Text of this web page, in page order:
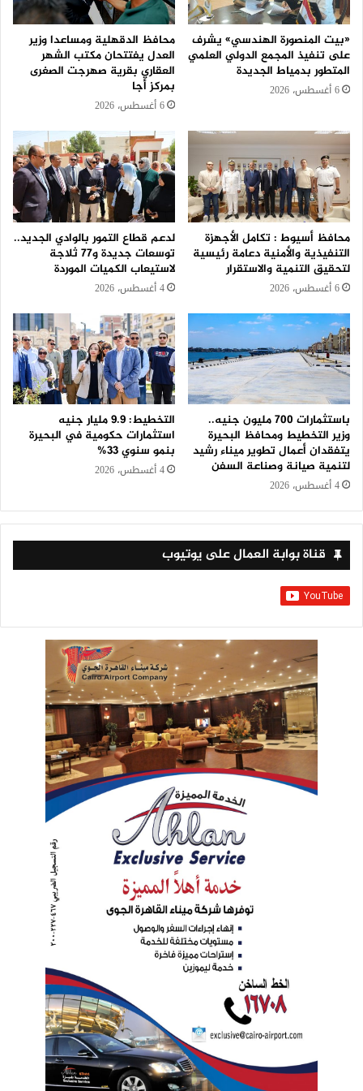
«بيت المنصورة الهندسي» يشرف
على تنفيذ المجمع الدولي العلمي
المتطور بدمياط الجديدة
6 أغسطس، 2026
محافظ الدقهلية ومساعدا وزير
العدل يفتتحان مكتب الشهر
العقاري بقرية صهرجت الصغرى
بمركز أجا
6 أغسطس، 2026
محافظ أسيوط : تكامل الأجهزة
التنفيذية والأمنية دعامة رئيسية
لتحقيق التنمية والاستقرار
6 أغسطس، 2026
لدعم قطاع التمور بالوادي الجديد..
توسعات جديدة و٧٧ ثلاجة
لاستيعاب الكميات الموردة
4 أغسطس، 2026
باستثمارات 700 مليون جنيه..
وزير التخطيط ومحافظ البحيرة
يتفقدان أعمال تطوير ميناء رشيد
لتنمية صيانة وصناعة السفن
4 أغسطس، 2026
التخطيط: 9.9 مليار جنيه
استثمارات حكومية في البحيرة
بنمو سنوي 33%
4 أغسطس، 2026
قناة بوابة العمال على يوتيوب